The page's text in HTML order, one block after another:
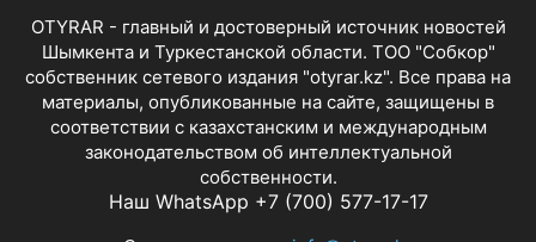
OTYRAR - главный и достоверный источник новостей
Шымкента и Туркестанской области. ТОО "Собкор"
собственник сетевого издания "otyrar.kz". Все права на
материалы, опубликованные на сайте, защищены в
соответствии с казахстанским и международным
законодательством об интеллектуальной
собственности.
Наш WhatsApp +7 (700) 577-17-17